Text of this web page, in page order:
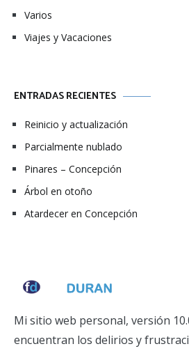
Varios
Viajes y Vacaciones
ENTRADAS RECIENTES
Reinicio y actualización
Parcialmente nublado
Pinares – Concepción
Árbol en otoño
Atardecer en Concepción
Mi sitio web personal, versión
encuentran los delirios y